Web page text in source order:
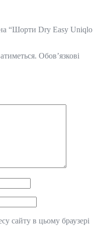
“Шорти Dry Easy Uniqlo
Обов’язкові
сайту в цьому браузері